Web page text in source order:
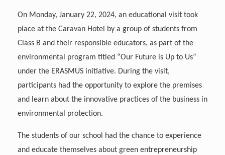
On Monday, January 22, 2024, an educational visit took
place at the Caravan Hotel by a group of students from
Class B and their responsible educators, as part of the
environmental program titled “Our Future is Up to Us”
under the ERASMUS initiative. During the visit,
participants had the opportunity to explore the premises
and learn about the innovative practices of the business in
environmental protection.
The students of our school had the chance to experience
and educate themselves about green entrepreneurship